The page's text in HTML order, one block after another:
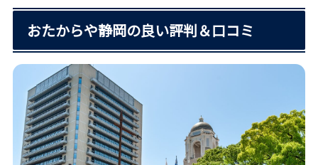
おたからや静岡の良い評判＆口コミ